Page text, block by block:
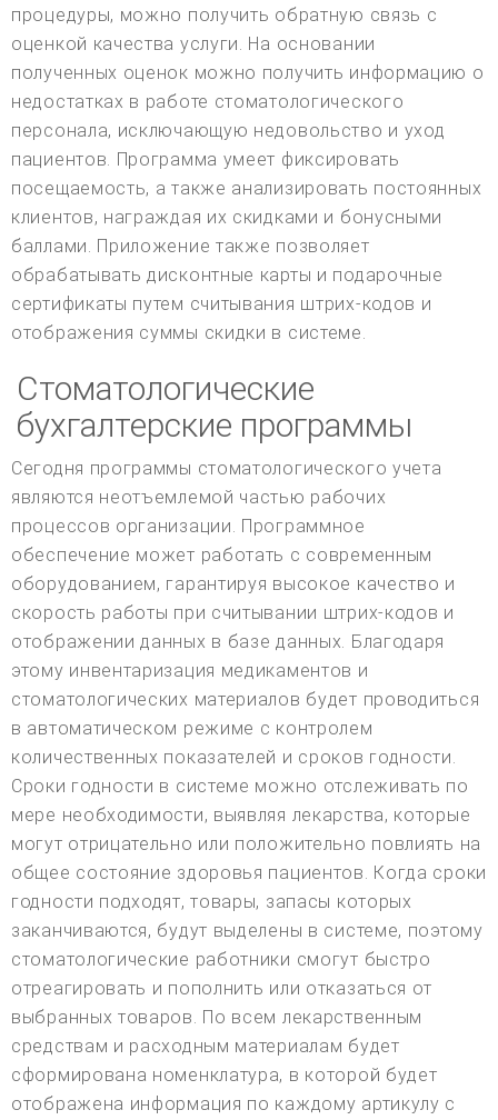
процедуры, можно получить обратную связь с
оценкой качества услуги. На основании
полученных оценок можно получить информацию о
недостатках в работе стоматологического
персонала, исключающую недовольство и уход
пациентов. Программа умеет фиксировать
посещаемость, а также анализировать постоянных
клиентов, награждая их скидками и бонусными
баллами. Приложение также позволяет
обрабатывать дисконтные карты и подарочные
сертификаты путем считывания штрих-кодов и
отображения суммы скидки в системе.
Стоматологические
бухгалтерские программы
Сегодня программы стоматологического учета
являются неотъемлемой частью рабочих
процессов организации. Программное
обеспечение может работать с современным
оборудованием, гарантируя высокое качество и
скорость работы при считывании штрих-кодов и
отображении данных в базе данных. Благодаря
этому инвентаризация медикаментов и
стоматологических материалов будет проводиться
в автоматическом режиме с контролем
количественных показателей и сроков годности.
Сроки годности в системе можно отслеживать по
мере необходимости, выявляя лекарства, которые
могут отрицательно или положительно повлиять на
общее состояние здоровья пациентов. Когда сроки
годности подходят, товары, запасы которых
заканчиваются, будут выделены в системе, поэтому
стоматологические работники смогут быстро
отреагировать и пополнить или отказаться от
выбранных товаров. По всем лекарственным
средствам и расходным материалам будет
сформирована номенклатура, в которой будет
отображена информация по каждому артикулу с